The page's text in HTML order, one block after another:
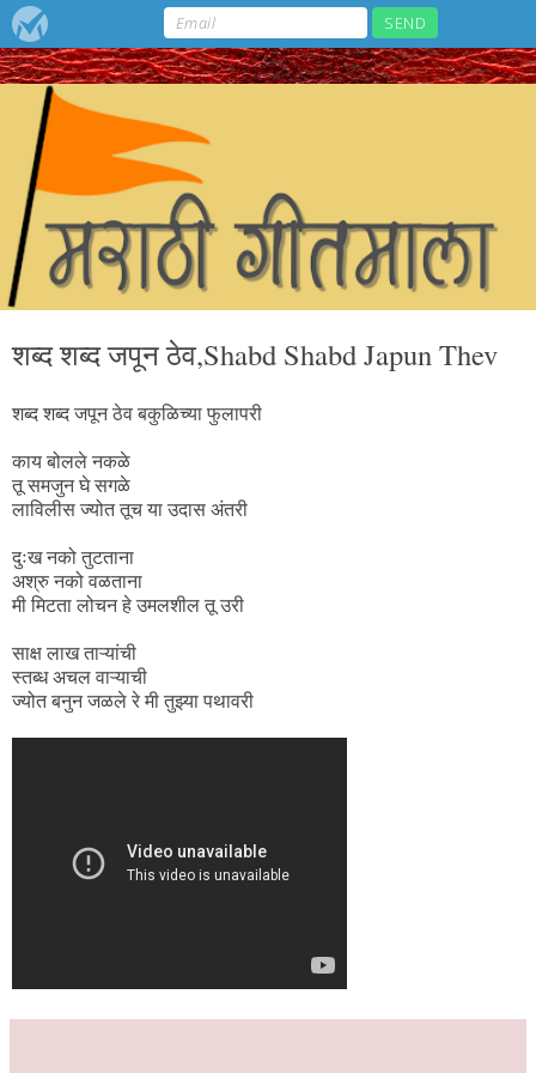
शब्द शब्द जपून ठेव,Shabd Shabd Japun Thev
शब्द शब्द जपून ठेव बकुळिच्या फुलापरी
काय बोलले नकळे
तू समजुन घे सगळे
लाविलीस ज्योत तूच या उदास अंतरी
दुःख नको तुटताना
अश्रु नको वळताना
मी मिटता लोचन हे उमलशील तू उरी
साक्ष लाख ताऱ्यांची
स्तब्ध अचल वाऱ्याची
ज्योत बनुन जळले रे मी तुझ्या पथावरी